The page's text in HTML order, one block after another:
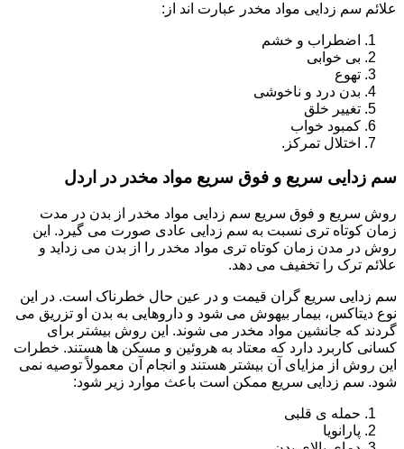
علائم سم زدایی مواد مخدر عبارت اند از:
اضطراب و خشم
بی خوابی
تهوع
بدن درد و ناخوشی
تغییر خلق
کمبود خواب
اختلال تمرکز.
سم زدایی سریع و فوق سریع مواد مخدر در اردل
روش سریع و فوق سریع سم زدایی مواد مخدر از بدن در مدت
زمان کوتاه تری نسبت به سم زدایی عادی صورت می گیرد. این
روش در مدن زمان کوتاه تری مواد مخدر را از بدن می زداید و
علائم ترک را تخفیف می دهد.
سم زدایی سریع گران قیمت و در عین حال خطرناک است. در این
نوع دیتاکس، بیمار بیهوش می شود و داروهایی به بدن او تزریق می
گردند که جانشین مواد مخدر می شوند. این روش بیشتر برای
کسانی کاربرد دارد که معتاد به هروئین و مسکن ها هستند. خطرات
این روش از مزایای آن بیشتر هستند و انجام آن معمولاً توصیه نمی
شود. سم زدایی سریع ممکن است باعث موارد زیر شود:
حمله ی قلبی
پارانویا